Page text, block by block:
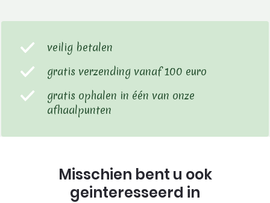
veilig betalen
gratis verzending vanaf 100 euro
gratis ophalen in één van onze
afhaalpunten
Misschien bent u ook
geinteresseerd in